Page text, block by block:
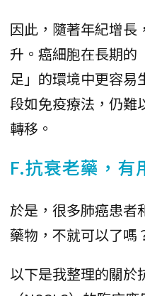
因此，隨著年紀增長
升。癌細胞在長期的
足」的環境中更容易
段如免疫療法，仍難
轉移。
F.抗衰老藥，有
於是，很多肺癌患者
藥物，不就可以了嗎
以下是我整理的關於